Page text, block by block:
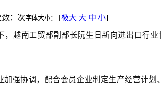
： 次字体大小： [极大 大 中 小]
，越南工贸部副部长阮生日新向进出口行
强协调，配合会员企业制定生产经营计